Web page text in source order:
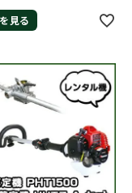
見る